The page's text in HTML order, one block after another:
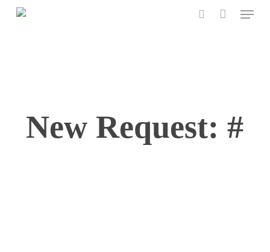
Menu
New Request: #